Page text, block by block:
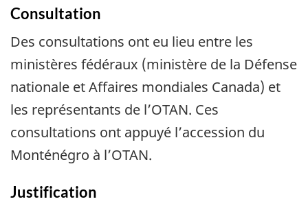
Consultation
Des consultations ont eu lieu entre les
ministères fédéraux (ministère de la Défense
nationale et Affaires mondiales Canada) et
les représentants de l’OTAN. Ces
consultations ont appuyé l’accession du
Monténégro à l’OTAN.
Justification